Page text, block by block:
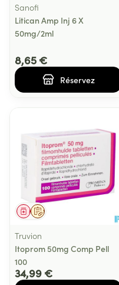
Sanofi
Litican Amp Inj 6 X
50mg/2ml
8,65 €
Réservez
Sur prescription
Médicament
Truvion
Itoprom 50mg Comp Pell
100
34,99 €